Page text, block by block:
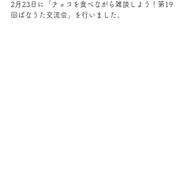
2月23日に「チョコを食べながら雑談しよう！第19
回ばなうた交流会」を行いました。